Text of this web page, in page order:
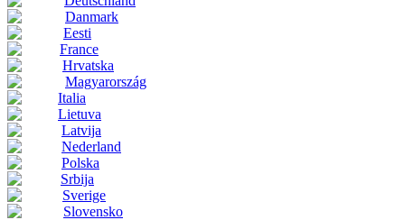
Danmark
Eesti
France
Hrvatska
Magyarország
Italia
Lietuva
Latvija
Nederland
Polska
Srbija
Sverige
Slovensko